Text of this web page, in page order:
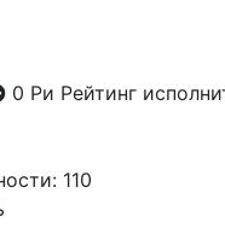
0 Ри Рейтинг
110